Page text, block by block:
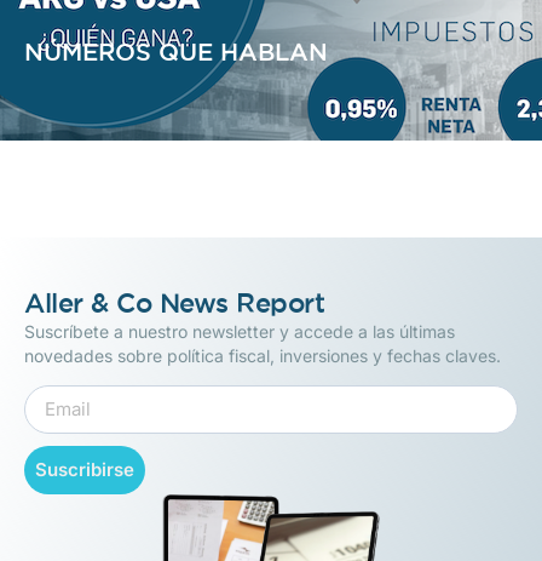
NÚMEROS QUE HABLAN
Aller & Co News Report
Suscríbete a nuestro newsletter y accede a las últimas
novedades sobre política fiscal, inversiones y fechas claves.
Suscribirse